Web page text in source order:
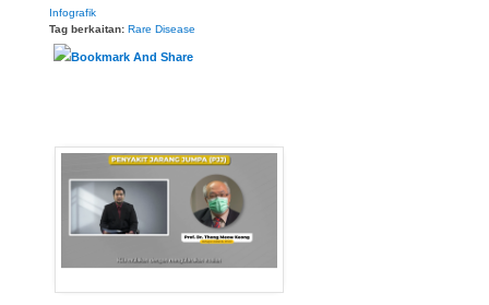
Infografik
Tag berkaitan: Rare Disease